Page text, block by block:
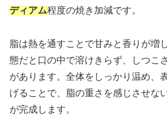
ディアム程度の焼き加減です。
脂は熱を通すことで甘みと香りが増
態だと口の中で溶けきらず、しつこ
があります。全体をしっかり温め、
げることで、脂の重さを感じさせな
が完成します。